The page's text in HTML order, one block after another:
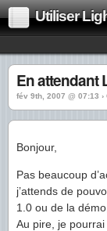
Utiliser
En attendant
fév 9th, 2007 @ 07:13 ›
Bonjour,
Pas beaucoup
j’attends de
1.0 ou de la
Au pire, je